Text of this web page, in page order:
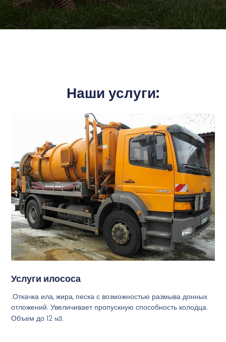
Наши услуги:
Услуги илососа
.Откачка ила, жира, песка с возможностью размыва донных
отложений. Увеличивает пропускную способность колодца.
Объем до 12м3.